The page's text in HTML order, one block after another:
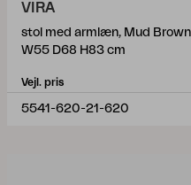
VIRA
stol med armlæn, Mud
W55 D68 H83 cm
Vejl. pris
5541-620-21-620